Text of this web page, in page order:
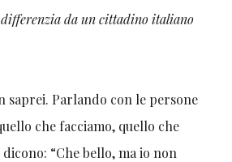
da un cittadino italiano
saprei. Parlando con le persone
che facciamo, quello che
“Che bello, ma io non